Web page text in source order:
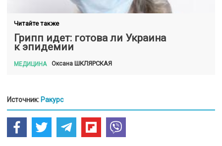
Читайте также
Грипп идет: готова ли Украина
к эпидемии
МЕДИЦИНА Оксана ШКЛЯРСКАЯ
Источник: Ракурс